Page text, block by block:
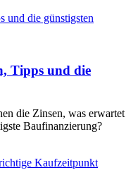
Tipps und die
die Zinsen, was erwartet
Baufinanzierung?